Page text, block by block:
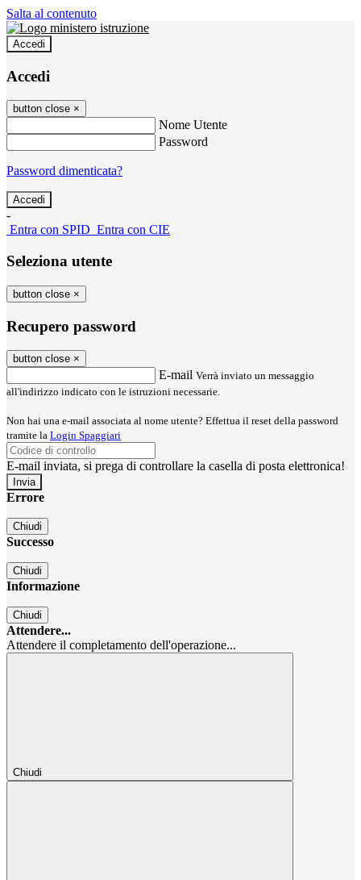
Salta al contenuto
Accedi
Accedi
button close ×
Nome Utente
Password
Password dimenticata?
-
Entra con SPID Entra con CIE
Seleziona utente
button close ×
Recupero password
button close ×
E-mail Verrà inviato un messaggio
all'indirizzo indicato con le istruzioni necessarie.
Non hai una e-mail associata al nome utente? Effettua il reset della password
tramite la Login Spaggiari
E-mail inviata, si prega di controllare la casella di posta elettronica!
Errore
Chiudi
Successo
Chiudi
Informazione
Chiudi
Attendere...
Attendere il completamento dell'operazione...
Chiudi